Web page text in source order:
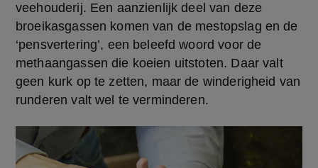
veehouderij. Een aanzienlijk deel van deze
broeikasgassen komen van de mestopslag en de
‘pensvertering’, een beleefd woord voor de
methaangassen die koeien uitstoten. Daar valt
geen kurk op te zetten, maar de winderigheid van
runderen valt wel te verminderen.